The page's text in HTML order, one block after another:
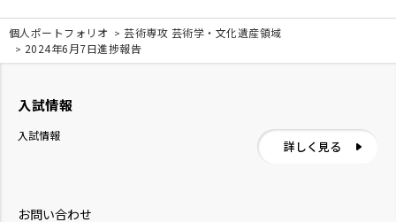
個人ポートフォリオ
芸術専攻 芸術学・文化遺産領域
2024年6月7日進捗報告
お問い合わせ
入試情報
入試情報
詳しく見る